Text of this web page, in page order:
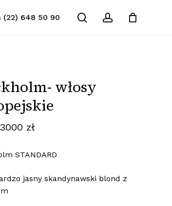
(22) 648 50 90 searchaccount
włosy
Pierwotna
3000 złAktualna
wynosi:
STANDARD
jasny skandynawski blond z